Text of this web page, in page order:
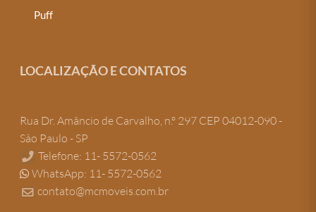
Puff
LOCALIZAÇÃO E CONTATOS
Rua Dr. Amâncio de Carvalho, n.º 297 CEP 04012-090 -
São Paulo - SP
Telefone: 11- 5572-0562
WhatsApp: 11- 5572-0562
contato@mcmoveis.com.br